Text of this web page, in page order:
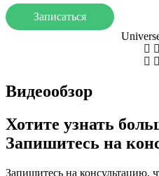
Спортивная репутация:
Исследования и инновации:
социальных науках.
Практическое обучение:
Loughborough University
и отличные возможности для
Записаться
Видеообзор
Хотите узнать
Запишитесь на
Запишитесь на консультацию,